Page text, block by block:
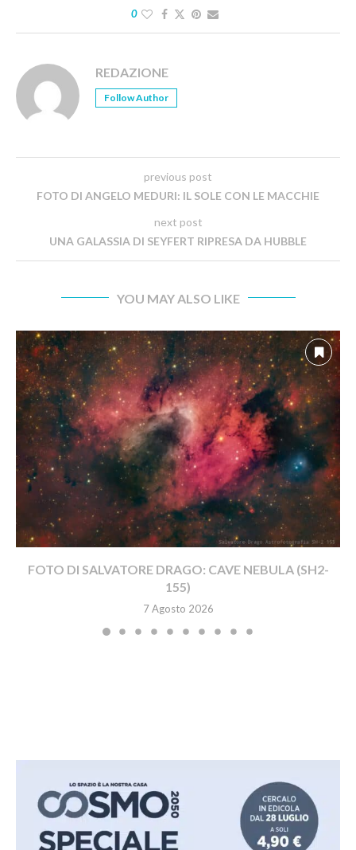
0
REDAZIONE
Follow Author
previous post
FOTO DI ANGELO MEDURI: IL SOLE CON LE MACCHIE
next post
UNA GALASSIA DI SEYFERT RIPRESA DA HUBBLE
YOU MAY ALSO LIKE
FOTO DI SALVATORE DRAGO: CAVE NEBULA (SH2-
155)
7 Agosto 2026